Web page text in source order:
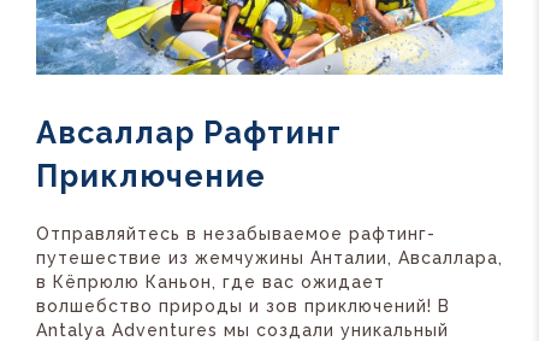
Авсаллар Рафтинг
Приключение
Отправляйтесь в незабываемое рафтинг-
путешествие из жемчужины Анталии, Авсаллара,
в Кёпрюлю Каньон, где вас ожидает
волшебство природы и зов приключений! В
Antalya Adventures мы создали уникальный